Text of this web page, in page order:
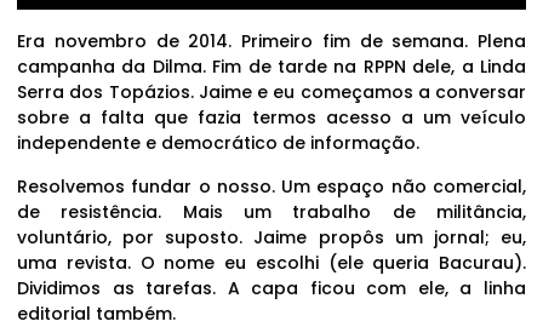
Era novembro de 2014. Primeiro fim de semana. Plena
campanha da Dilma. Fim de tarde na RPPN dele, a Linda
Serra dos Topázios. Jaime e eu começamos a conversar
sobre a falta que fazia termos acesso a um veículo
independente e democrático de informação.
Resolvemos fundar o nosso. Um espaço não comercial,
de resistência. Mais um trabalho de militância,
voluntário, por suposto. Jaime propôs um jornal; eu,
uma revista. O nome eu escolhi (ele queria Bacurau).
Dividimos as tarefas. A capa ficou com ele, a linha
editorial também.